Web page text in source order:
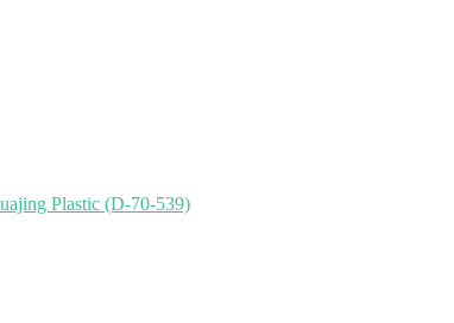
Plastic (D-70-539)